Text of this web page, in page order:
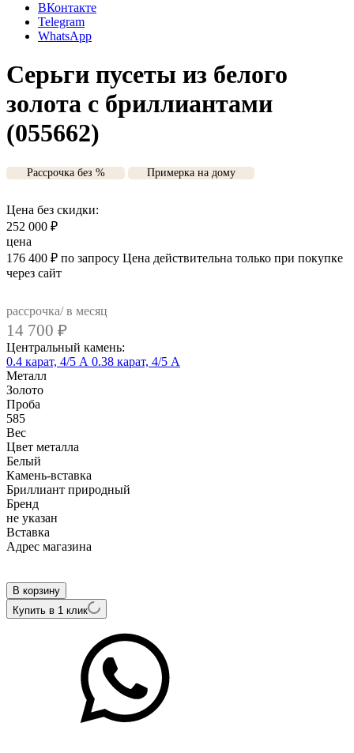
ВКонтакте
Telegram
WhatsApp
Серьги пусеты из белого
золота с бриллиантами
(055662)
Рассрочка без % Примерка на дому
Цена без скидки:
252 000 ₽
цена
176 400 ₽ по запросу Цена действительна только при покупке
через сайт
рассрочка/ в месяц
14 700 ₽
Центральный камень:
0.4 карат, 4/5 А 0.38 карат, 4/5 А
Металл
Золото
Проба
585
Вес
Цвет металла
Белый
Камень-вставка
Бриллиант природный
Бренд
не указан
Вcтавка
Адрес магазина
В корзину
Купить в 1 клик